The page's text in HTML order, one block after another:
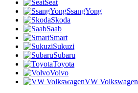
Seat
SsangYong
Skoda
Saab
Smart
Sukuzi
Subaru
Toyota
Volvo
VW Volkswagen